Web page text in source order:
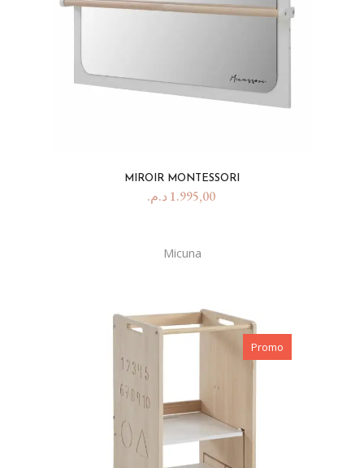
MIROIR MONTESSORI
1.995,00 د.م.
Micuna
Promo